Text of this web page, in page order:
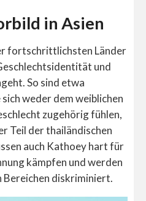
in Asien
fortschrittlichsten Länder
und
So sind etwa
sich weder dem weiblichen
zugehörig fühlen,
Teil der thailändischen
auch Kathoey hart für
kämpfen und werden
Bereichen diskriminiert.